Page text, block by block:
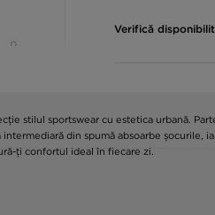
Verifică
stilul sportswear cu estetica urbană.
din spumă absoarbe șocurile,
ți confortul ideal în fiecare zi.